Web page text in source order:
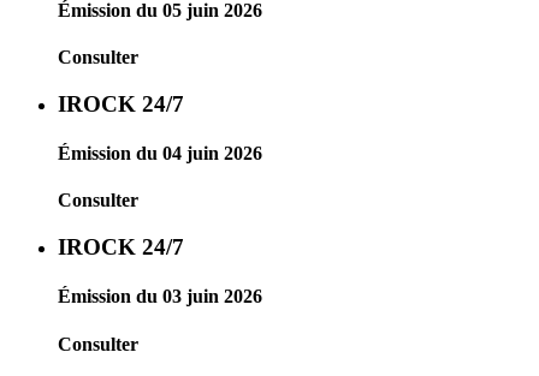
Émission du 05 juin 2026
Consulter
IROCK 24/7
Émission du 04 juin 2026
Consulter
IROCK 24/7
Émission du 03 juin 2026
Consulter